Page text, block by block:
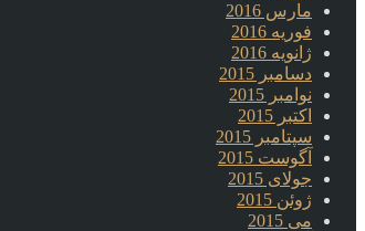
مارس 2016
فوریه 2016
ژانویه 2016
دسامبر 2015
نوامبر 2015
اکتبر 2015
سپتامبر 2015
آگوست 2015
جولای 2015
ژوئن 2015
می 2015